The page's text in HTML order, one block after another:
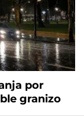
por
granizo